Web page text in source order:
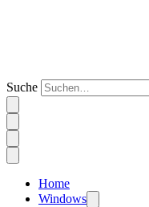
Suche
Home
Windows